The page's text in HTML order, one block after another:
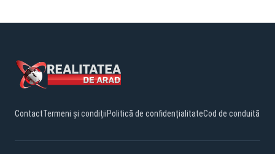
ContactTermeni și condițiiPolitică de confidențialitateCod de conduită